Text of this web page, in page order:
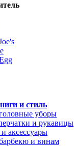
и стиль
уборы
и рукавицы
аксессуары
и винам